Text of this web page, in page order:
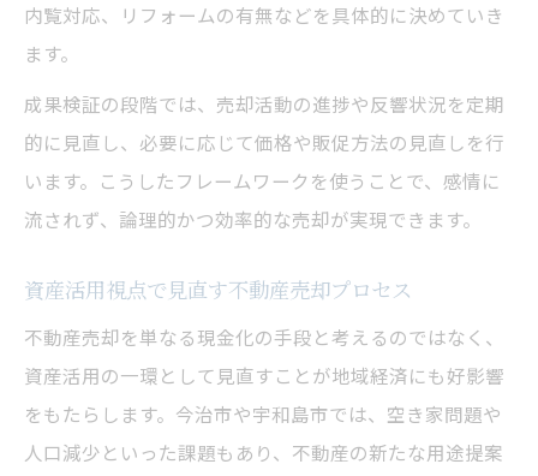
内覧対応、リフォームの有無などを具体的に決めていき
ます。
成果検証の段階では、売却活動の進捗や反響状況を定期
的に見直し、必要に応じて価格や販促方法の見直しを行
います。こうしたフレームワークを使うことで、感情に
流されず、論理的かつ効率的な売却が実現できます。
資産活用視点で見直す不動産売却プロセス
不動産売却を単なる現金化の手段と考えるのではなく、
資産活用の一環として見直すことが地域経済にも好影響
をもたらします。今治市や宇和島市では、空き家問題や
人口減少といった課題もあり、不動産の新たな用途提案